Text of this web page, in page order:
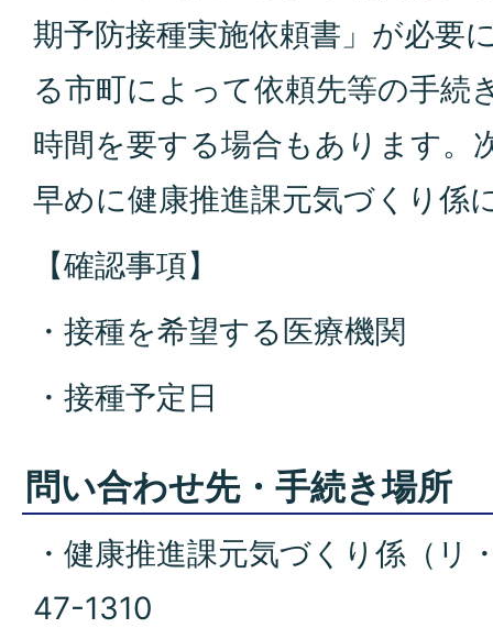
期予防接種実施依頼書」が必要
る市町によって依頼先等の手続
時間を要する場合もあります。
早めに健康推進課元気づくり係
【確認事項】
・接種を希望する医療機関
・接種予定日
問い合わせ先・手続き場所
・健康推進課元気づくり係（
47-1310